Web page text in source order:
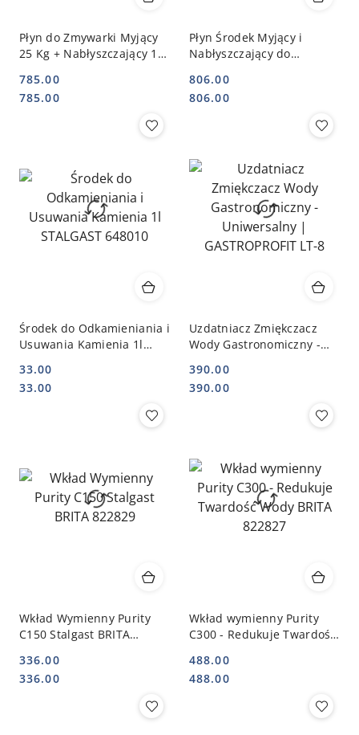
Płyn do Zmywarki Myjący
25 Kg + Nabłyszczający 10
RMC25RMR
Cena:
785.00
Cena:
785.00
Płyn Środek Myjący i
Nabłyszczający do
STALGAST 641200_642100
Cena:
806.00
Cena:
806.00
Środek do Odkamieniania i
Usuwania Kamienia 1l
Cena:
33.00
Cena:
33.00
Uzdatniacz Zmiękczacz
Wody Gastronomiczny -
GASTROPROFIT LT-8
Cena:
390.00
Cena:
390.00
Wkład Wymienny Purity
C150 Stalgast BRITA
Cena:
336.00
Cena:
336.00
Wkład wymienny Purity
C300 - Redukuje Twardość
Cena:
488.00
Cena:
488.00